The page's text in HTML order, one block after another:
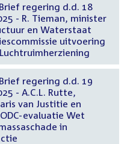
regering d.d. 18
- R. Tieman, minister
en Waterstaat
uitvoering
regering d.d. 19
- A.C.L. Rutte,
van Justitie en
evaluatie Wet
in